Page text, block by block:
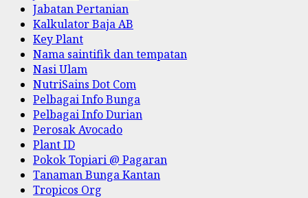
Jabatan Pertanian
Kalkulator Baja AB
Key Plant
Nama saintifik dan tempatan
Nasi Ulam
NutriSains Dot Com
Pelbagai Info Bunga
Pelbagai Info Durian
Perosak Avocado
Plant ID
Pokok Topiari @ Pagaran
Tanaman Bunga Kantan
Tropicos Org